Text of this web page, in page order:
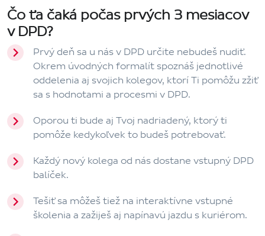
Čo ťa čaká počas prvých 3 mesiacov
v DPD?
Prvý deň sa u nás v DPD určite nebudeš nudiť.
Okrem úvodných formalít spoznáš jednotlivé
oddelenia aj svojich kolegov, ktorí Ti pomôžu zžiť
sa s hodnotami a procesmi v DPD.
Oporou ti bude aj Tvoj nadriadený, ktorý ti
pomôže kedykoľvek to budeš potrebovať.
Každý nový kolega od nás dostane vstupný DPD
balíček.
Tešiť sa môžeš tiež na interaktívne vstupné
školenia a zažiješ aj napínavú jazdu s kuriérom.